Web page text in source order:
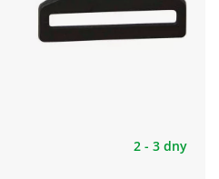
2 - 3 dny